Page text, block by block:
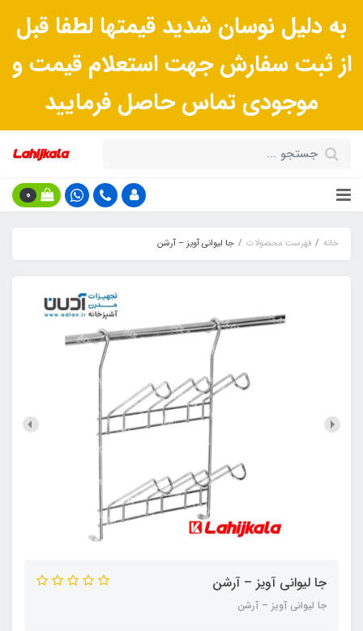
به دلیل نوسان شدید قیمتها لطفا قبل
از ثبت سفارش جهت استعلام قیمت و
موجودی تماس حاصل فرمایید
0
خانه فهرست محصولات جا لیوانی آویز – آرشن
جا لیوانی آویز – آرشن
جا لیوانی آویز – آرشن